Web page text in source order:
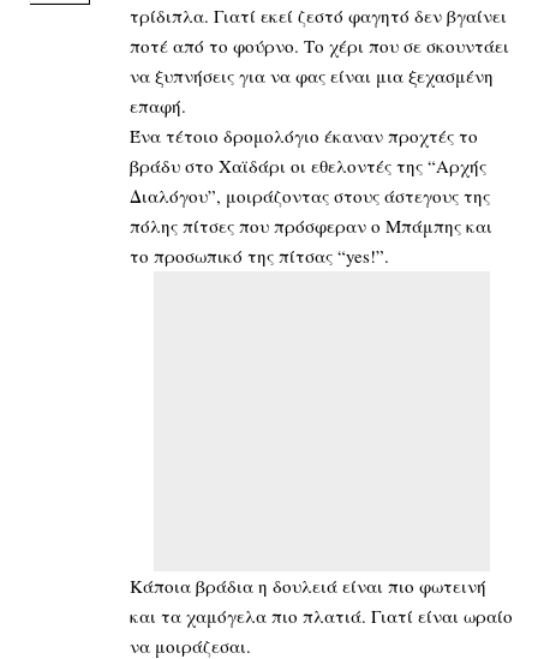
τρίδιπλα. Γιατί εκεί ζεστό φαγητό δεν βγαίνει
ποτέ από το φούρνο. Το χέρι που σε σκουντάει
να ξυπνήσεις για να φας είναι μια ξεχασμένη
επαφή.
Ένα τέτοιο δρομολόγιο έκαναν προχτές το
βράδυ στο Χαϊδάρι οι εθελοντές της “Αρχής
Διαλόγου”, μοιράζοντας στους άστεγους της
πόλης πίτσες που πρόσφεραν ο Μπάμπης και
το προσωπικό της πίτσας “yes!”.
Κάποια βράδια η δουλειά είναι πιο φωτεινή
και τα χαμόγελα πιο πλατιά. Γιατί είναι ωραίο
να μοιράζεσαι.